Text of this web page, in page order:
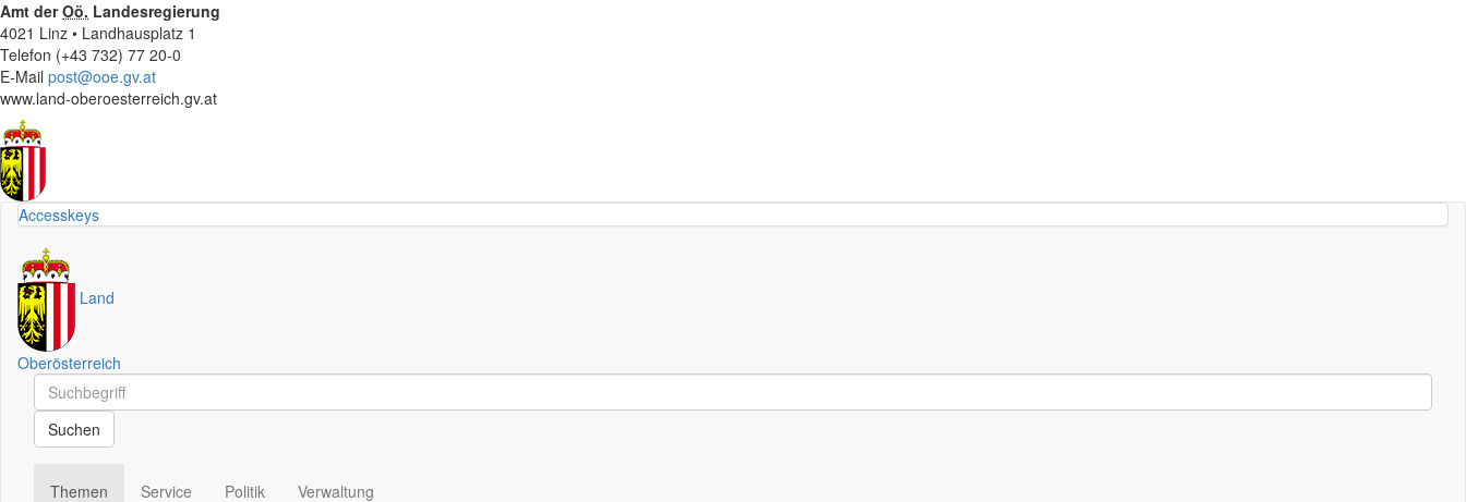
Amt derOö. Landesregierung
4021 Linz • Landhausplatz 1
Telefon (+43 732) 77 20-0
E-Mail post@ooe.gv.at
www.land-oberoesterreich.gv.at
Accesskeys
Land
Oberösterreich
Schnellsuche
Schnellsuche
Suchen
Themen
Service
Politik
Verwaltung